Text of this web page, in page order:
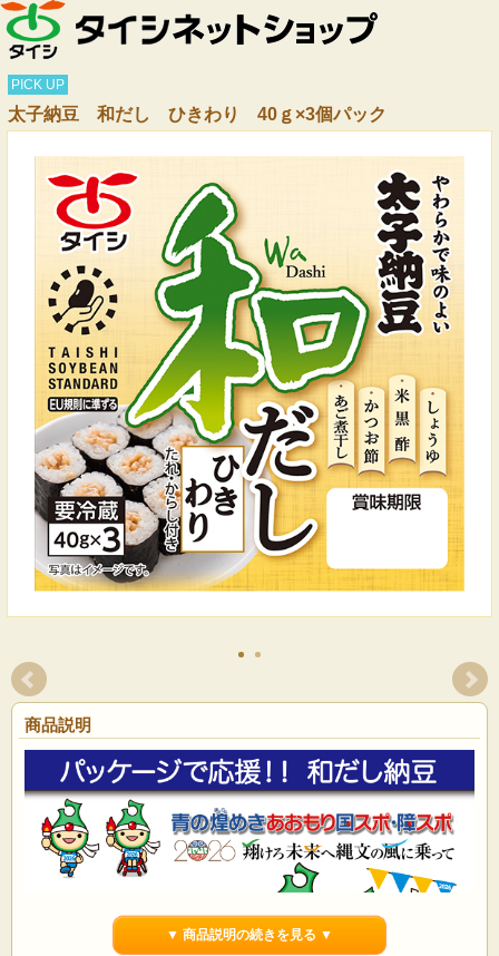
PICK UP
太子納豆 和だし ひきわり 40ｇ×3個パック
商品説明
▼ 商品説明の続きを見る ▼